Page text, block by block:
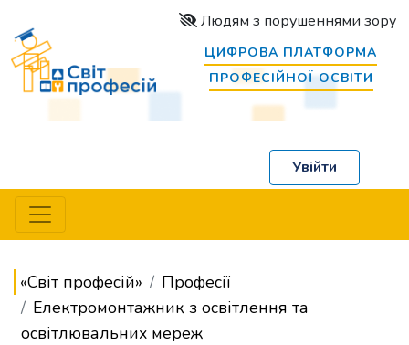
Людям з порушеннями зору
ЦИФРОВА ПЛАТФОРМА
ПРОФЕСІЙНОЇ ОСВІТИ
Увійти
«Світ професій»
Професії
Електромонтажник з освітлення та
освітлювальних мереж